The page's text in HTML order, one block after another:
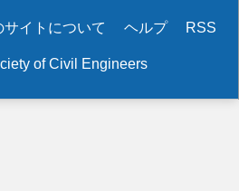
サイトについて ヘルプ RSS
of Civil Engineers